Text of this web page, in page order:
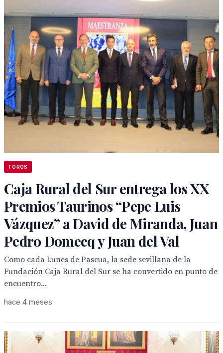
TOROS
Caja Rural del Sur entrega los XX
Premios Taurinos “Pepe Luis
Vázquez” a David de Miranda, Juan
Pedro Domecq y Juan del Val
Como cada Lunes de Pascua, la sede sevillana de la
Fundación Caja Rural del Sur se ha convertido en punto de
encuentro...
hace 4 meses